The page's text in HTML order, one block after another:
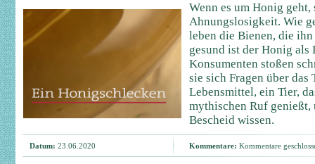
Wenn es um Honig
Ahnungslosigkeit. Wie
leben die Bienen, die
gesund ist der Honig als
Konsumenten stoßen
sie sich Fragen über das
Lebensmittel, ein Tier,
mythischen Ruf genießt,
Bescheid wissen.
Datum: 23.06.2020 Kommentare: Kommentare